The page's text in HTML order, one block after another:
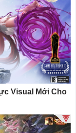
Visual Mới Cho